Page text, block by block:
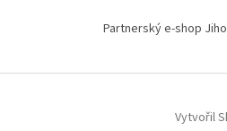
Partnerský e-shop
Vytvořil